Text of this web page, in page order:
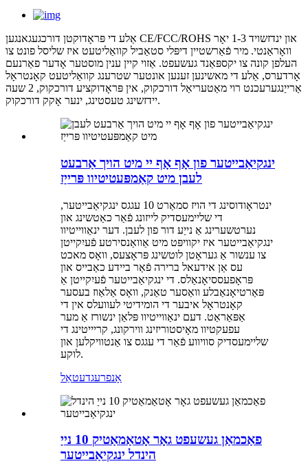
אַלע די פּראָדוקטן דורכגעגאנגען CE/FCC/ROHS און ינדזשויד 1-3 יאָר
וואָראַנטי. מיר פֿאַרשטיין דיפּלי סטאַביל קוואַליטעט איז שליסל פונט צו
העלפן קונה צו יקספּאַנד געשעפט. אַזוי קיין ענין מוסטער אָדער פאַרנעם
אָרדערס, אַלע די מאשינען זענען אונטער שטרענג קוואַליטעט קאָנטראָל
אַרייַנגערעכנט רוי מאַטעריאַל דורכקוק, אין פּראָדוקציע דורכקוק, 2 שעה
יידזשינג טעסטינג, ינער אָקק דורכקוק.
ינגקיאַבייטער פון אָף אָף יי מיט הויך אַרבעט
לעבן מיט קאַמפּעטיטיוו פּרייַז
ינטראָודוסינג די הויז סמאַרט 10 עגגס ינגקיאַבייטער,
די שליימעסדיק לייזונג פֿאַר כאַטשינג און
נערטשערינג אַ נייַע דור פון לעבן. דער ינאַווייטיוו
ינגקיאַבייטער איז יקוויפּט מיט אַוואַנסירטע פֿעיִקייטן
צו ענשור אַ געראָטן לוטשינג פּראָצעס, וואָס מאכט
עס אַן אידעאל ברירה פֿאַר ביידע כאַבייס און
פּראָפעססיאָנאַלס. די ינגקיאַבייטער פֿעיִקייטן אַ
פּאַרטיאָנאַבלע וואַסער טאַנק, וואָס אַלאַוז בעסער
קאָנטראָל איבער די הומידיטי לעוועלס אין די
אַפּאַראַט. דעם ינאַווייטיוו פּלאַן ינשורז אַ מער
עפעקטיוו מאָיסטוריזינג ווירקונג, קריייטינג די
שליימעסדיק סוויווע פֿאַר די עגגס צו אַנטוויקלען און
לוקע.
אָנפרעגדעטאַל
פאַכמאַן געשעפט גאָר אָטאַמאַטיק 10 נייַ
הינדל ינגקיאַבייטער